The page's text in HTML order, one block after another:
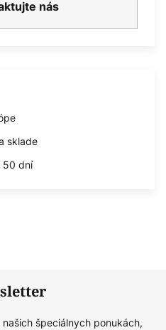
nás
sklade
50 dní
špeciálnych ponukách,